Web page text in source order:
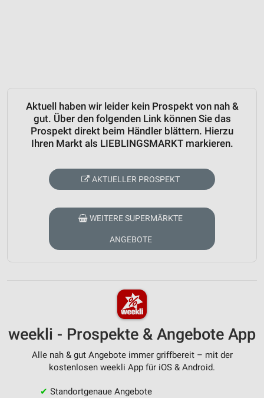
Aktuell haben wir leider kein Prospekt von nah &
gut. Über den folgenden Link können Sie das
Prospekt direkt beim Händler blättern. Hierzu
Ihren Markt als LIEBLINGSMARKT markieren.
AKTUELLER PROSPEKT
WEITERE SUPERMÄRKTE
ANGEBOTE
weekli - Prospekte & Angebote App
Alle nah & gut Angebote immer griffbereit – mit der
kostenlosen weekli App für iOS & Android.
✔ Standortgenaue Angebote